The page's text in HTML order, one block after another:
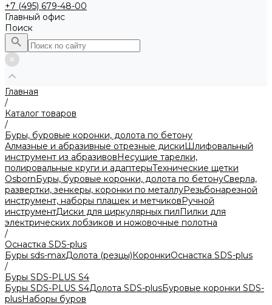
+7 (495) 679-48-00
Главный офис
Поиск
Главная
/
Каталог товаров
/
Буры, буровые коронки, долота по бетону
Алмазные и абразивные отрезные дискиШлифовальный
инструмент из абразивовНесущие тарелки,
полировальные круги и адаптерыТехнические щетки
OsbornБуры, буровые коронки, долота по бетонуСверла,
развертки, зенкеры, коронки по металлуРезьбонарезной
инструмент, наборы плашек и метчиковРучной
инструментДиски для циркулярных пилПилки для
электрических лобзиков и ножовочные полотна
/
Оснастка SDS-plus
Буры sds-maxДолота (резцы)КоронкиОснастка SDS-plus
/
Буры SDS-PLUS S4
Буры SDS-PLUS S4Долота SDS-plusБуровые коронки SDS-
plusНаборы буров